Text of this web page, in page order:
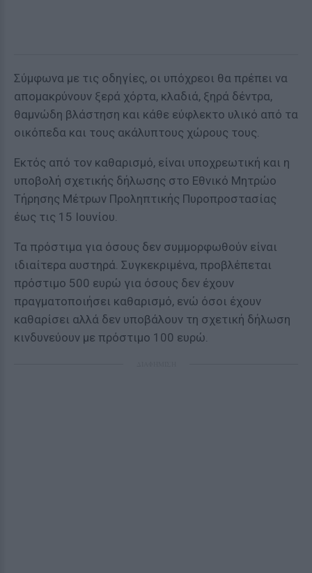
Σύμφωνα με τις οδηγίες, οι υπόχρεοι θα πρέπει να
απομακρύνουν ξερά χόρτα, κλαδιά, ξηρά δέντρα,
θαμνώδη βλάστηση και κάθε εύφλεκτο υλικό από τα
οικόπεδα και τους ακάλυπτους χώρους τους.
Εκτός από τον καθαρισμό, είναι υποχρεωτική και η
υποβολή σχετικής δήλωσης στο Εθνικό Μητρώο
Τήρησης Μέτρων Προληπτικής Πυροπροστασίας
έως τις 15 Ιουνίου.
Τα πρόστιμα για όσους δεν συμμορφωθούν είναι
ιδιαίτερα αυστηρά. Συγκεκριμένα, προβλέπεται
πρόστιμο 500 ευρώ για όσους δεν έχουν
πραγματοποιήσει καθαρισμό, ενώ όσοι έχουν
καθαρίσει αλλά δεν υποβάλουν τη σχετική δήλωση
κινδυνεύουν με πρόστιμο 100 ευρώ.